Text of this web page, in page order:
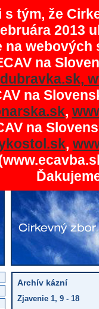
tým, že
2013
na
na
na
,
na
,
Archív kázní
Zjavenie 1, 9 - 18